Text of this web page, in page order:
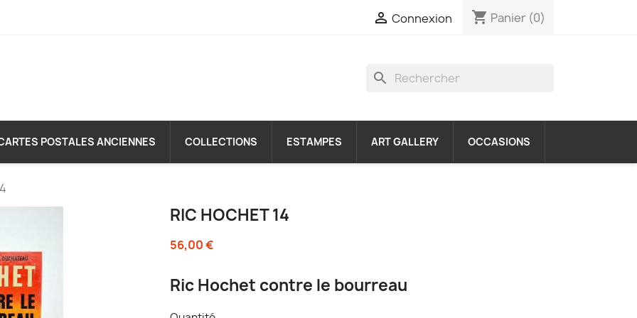
 Connexion shopping_cart Panier (0)
search
POSTALES ANCIENNES COLLECTIONS ESTAMPES ART GALLERY OCCASIONS
RIC HOCHET 14
56,00 €
Ric Hochet contre le bourreau